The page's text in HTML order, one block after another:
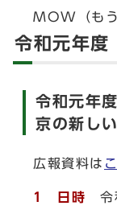
MOW（もう
令和元年度
令和元年
京の新し
広報資料は
1 日時 令